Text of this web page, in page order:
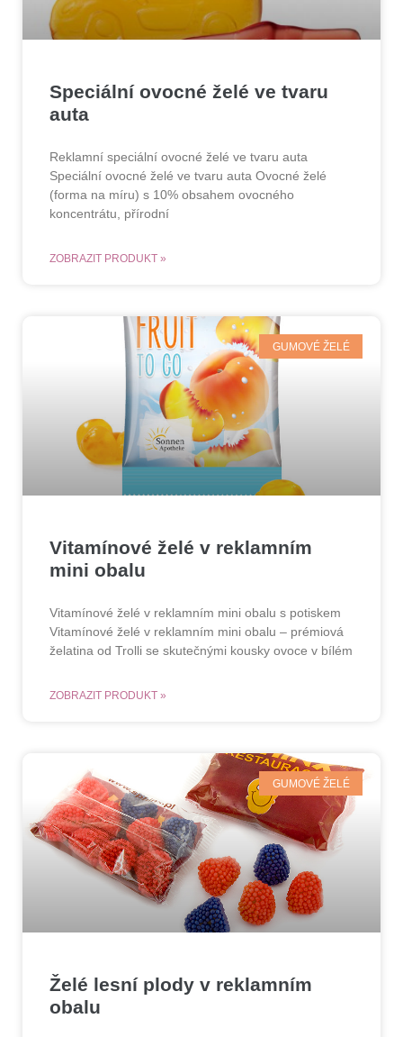
Speciální ovocné želé ve tvaru
auta
Reklamní speciální ovocné želé ve tvaru auta
Speciální ovocné želé ve tvaru auta Ovocné želé
(forma na míru) s 10% obsahem ovocného
koncentrátu, přírodní
ZOBRAZIT PRODUKT »
GUMOVÉ ŽELÉ
Vitamínové želé v reklamním
mini obalu
Vitamínové želé v reklamním mini obalu s potiskem
Vitamínové želé v reklamním mini obalu – prémiová
želatina od Trolli se skutečnými kousky ovoce v bílém
ZOBRAZIT PRODUKT »
GUMOVÉ ŽELÉ
Želé lesní plody v reklamním
obalu